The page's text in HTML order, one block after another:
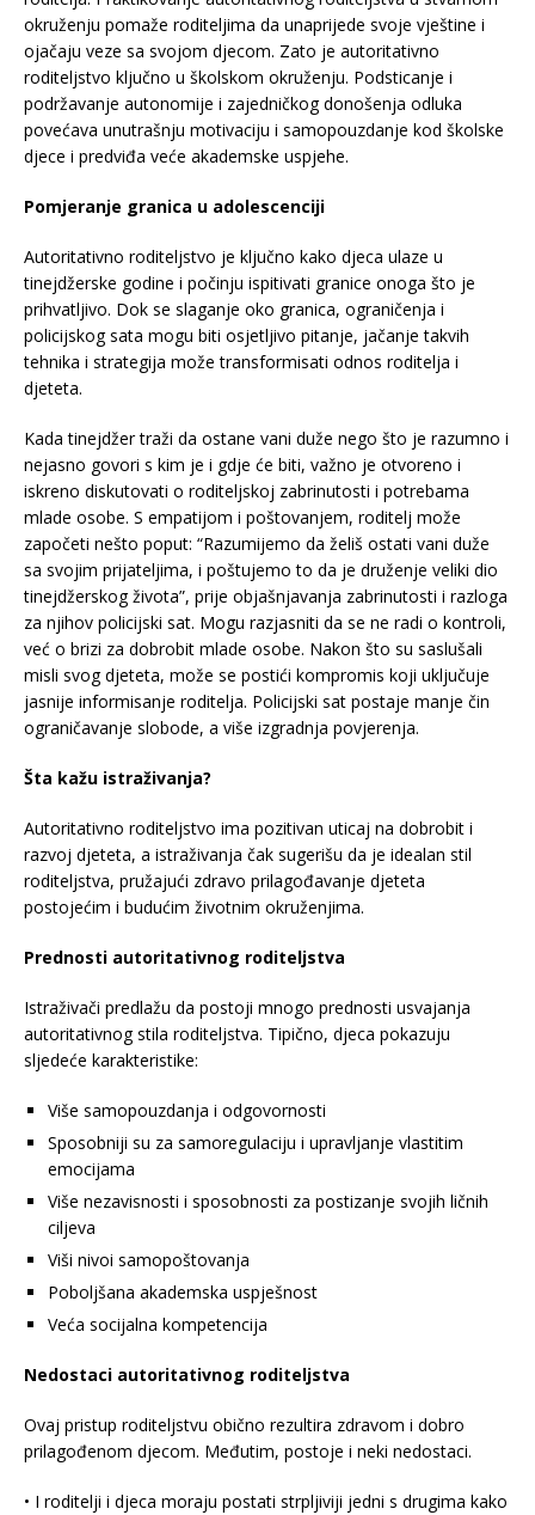
okruženju pomaže roditeljima da unaprijede svoje vještine i
ojačaju veze sa svojom djecom. Zato je autoritativno
roditeljstvo ključno u školskom okruženju. Podsticanje i
podržavanje autonomije i zajedničkog donošenja odluka
povećava unutrašnju motivaciju i samopouzdanje kod školske
djece i predviđa veće akademske uspjehe.
Pomjeranje granica u adolescenciji
Autoritativno roditeljstvo je ključno kako djeca ulaze u
tinejdžerske godine i počinju ispitivati granice onoga što je
prihvatljivo. Dok se slaganje oko granica, ograničenja i
policijskog sata mogu biti osjetljivo pitanje, jačanje takvih
tehnika i strategija može transformisati odnos roditelja i
djeteta.
Kada tinejdžer traži da ostane vani duže nego što je razumno i
nejasno govori s kim je i gdje će biti, važno je otvoreno i
iskreno diskutovati o roditeljskoj zabrinutosti i potrebama
mlade osobe. S empatijom i poštovanjem, roditelj može
započeti nešto poput: “Razumijemo da želiš ostati vani duže
sa svojim prijateljima, i poštujemo to da je druženje veliki dio
tinejdžerskog života”, prije objašnjavanja zabrinutosti i razloga
za njihov policijski sat. Mogu razjasniti da se ne radi o kontroli,
već o brizi za dobrobit mlade osobe. Nakon što su saslušali
misli svog djeteta, može se postići kompromis koji uključuje
jasnije informisanje roditelja. Policijski sat postaje manje čin
ograničavanje slobode, a više izgradnja povjerenja.
Šta kažu istraživanja?
Autoritativno roditeljstvo ima pozitivan uticaj na dobrobit i
razvoj djeteta, a istraživanja čak sugerišu da je idealan stil
roditeljstva, pružajući zdravo prilagođavanje djeteta
postojećim i budućim životnim okruženjima.
Prednosti autoritativnog roditeljstva
Istraživači predlažu da postoji mnogo prednosti usvajanja
autoritativnog stila roditeljstva. Tipično, djeca pokazuju
sljedeće karakteristike:
Više samopouzdanja i odgovornosti
Sposobniji su za samoregulaciju i upravljanje vlastitim
emocijama
Više nezavisnosti i sposobnosti za postizanje svojih ličnih
ciljeva
Viši nivoi samopoštovanja
Poboljšana akademska uspješnost
Veća socijalna kompetencija
Nedostaci autoritativnog roditeljstva
Ovaj pristup roditeljstvu obično rezultira zdravom i dobro
prilagođenom djecom. Međutim, postoje i neki nedostaci.
• I roditelji i djeca moraju postati strpljiviji jedni s drugima kako